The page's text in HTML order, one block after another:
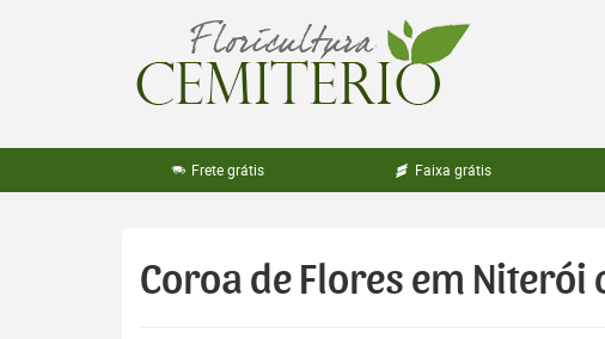
Frete grátis Faixa grátis
Coroa de Flores em